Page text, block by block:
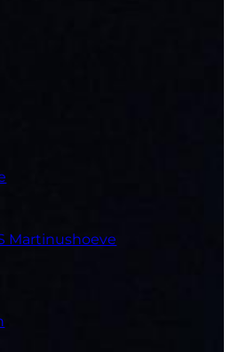
Martinushoeve